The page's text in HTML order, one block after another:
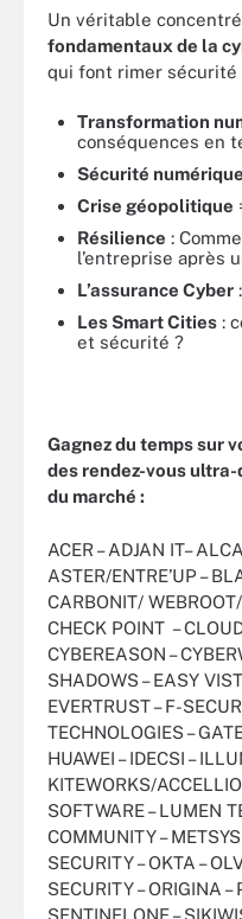
Un véritable
fondamentaux de la
qui font rimer sécurité
Transformation
conséquences en
Sécurité numérique
Crise géopolitique
Résilience :
l’entreprise après
L’assurance Cyber
Les Smart Cities :
et sécurité ?
Gagnez du temps sur
des rendez-vous
du marché :
ACER – ADJAN IT–
ASTER/ENTRE’UP –
CARBONIT/
CHECK POINT –
CYBEREASON –
SHADOWS – EASY
EVERTRUST – F-
TECHNOLOGIES –
HUAWEI – IDECSI –
KITEWORKS/
SOFTWARE – LUMEN
COMMUNITY –
SECURITY – OKTA –
SECURITY – ORIGINA –
SENTINELONE –